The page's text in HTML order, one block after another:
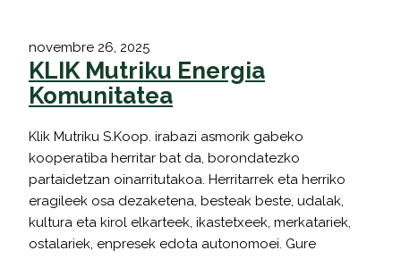
novembre 26, 2025
KLIK Mutriku Energia
Komunitatea
Klik Mutriku S.Koop. irabazi asmorik gabeko
kooperatiba herritar bat da, borondatezko
partaidetzan oinarritutakoa. Herritarrek eta herriko
eragileek osa dezaketena, besteak beste, udalak,
kultura eta kirol elkarteek, ikastetxeek, merkatariek,
ostalariek, enpresek edota autonomoei. Gure